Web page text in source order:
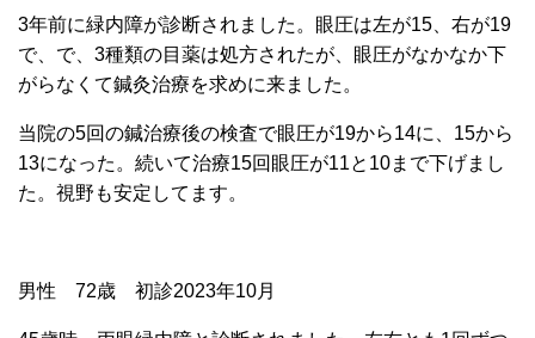
3年前に緑内障が診断されました。眼圧は左が15、右が19
で、で、3種類の目薬は処方されたが、眼圧がなかなか下
がらなくて鍼灸治療を求めに来ました。
当院の5回の鍼治療後の検査で眼圧が19から14に、15から
13になった。続いて治療15回眼圧が11と10まで下げまし
た。視野も安定してます。
男性 72歳 初診2023年10月